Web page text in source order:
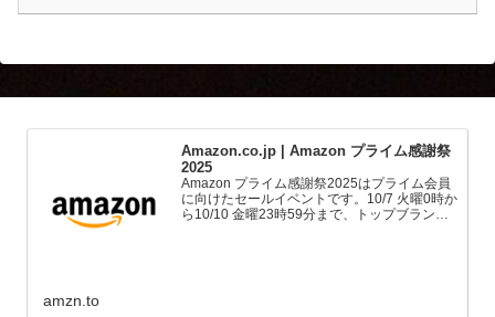
Amazon.co.jp | Amazon プライム感謝祭
2025
Amazon プライム感謝祭2025はプライム会員
に向けたセールイベントです。10/7 火曜0時か
ら10/10 金曜23時59分まで、トップブランド
amzn.to